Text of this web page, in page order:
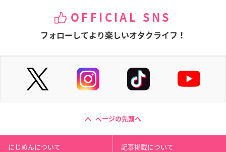
OFFICIAL SNS
フォローしてより楽しいオタクライフ！
ページの先頭へ
にじめんについて 記事掲載について